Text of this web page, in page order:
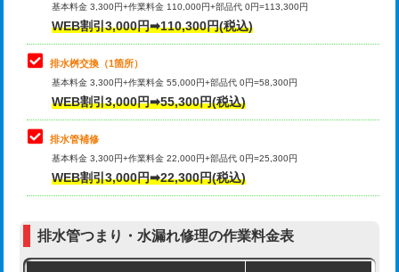
マス交換（深さ50㎝以上）
コンクリート斫り（厚さ10㎝まで）
コンクリート斫り（厚さ10㎝超え）
モルタル補修（厚さ10㎝まで）
モルタル補修（厚さ10㎝超え）
追加人工 16,500円
交換・取付（タンク）
交換・取付(単水栓（壁付・デッキ
式）)
交換・取付(混合水栓（壁付・デッキ
式・ワンホール）)
16,500円+材料費
交換・取付(排水栓・排水トラップ
交換・取付（その他部品） 11,000円+材料費
持込商品取付（単水栓） 13,200円
基本料金 3,300円+作業料金 110,000円+部品代 0円=113,300円
WEB割引3,000円➡110,300円(税込)
排水桝交換（1箇所）
基本料金 3,300円+作業料金 55,000円+部品代 0円=58,300円
WEB割引3,000円➡55,300円(税込)
排水管補修
基本料金 3,300円+作業料金 22,000円+部品代 0円=25,300円
WEB割引3,000円➡22,300円(税込)
排水管つまり・水漏れ修理の作業料金表